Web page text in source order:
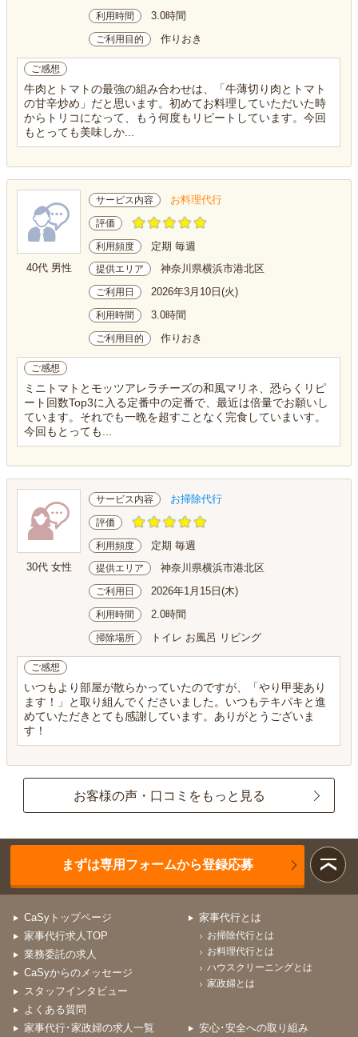
利用時間 3.0時間
ご利用目的 作りおき
ご感想
牛肉とトマトの最強の組み合わせは、「牛薄切り肉とトマト
の甘辛炒め」だと思います。初めてお料理していただいた時
からトリコになって、もう何度もリピートしています。今回
もとっても美味しか...
40代 男性
サービス内容 お料理代行
評価
利用頻度 定期 毎週
提供エリア 神奈川県横浜市港北区
ご利用日 2026年3月10日(火)
利用時間 3.0時間
ご利用目的 作りおき
ご感想
ミニトマトとモッツアレラチーズの和風マリネ、恐らくリピ
ート回数Top3に入る定番中の定番で、最近は倍量でお願いし
ています。それでも一晩を超すことなく完食していまいす。
今回もとっても...
30代 女性
サービス内容 お掃除代行
評価
利用頻度 定期 毎週
提供エリア 神奈川県横浜市港北区
ご利用日 2026年1月15日(木)
利用時間 2.0時間
掃除場所 トイレ お風呂 リビング
ご感想
いつもより部屋が散らかっていたのですが、「やり甲斐あり
ます！」と取り組んでくださいました。いつもテキパキと進
めていただきとても感謝しています。ありがとうございま
す！
お客様の声・口コミをもっと見る
まずは専用フォームから登録応募
CaSyトップページ
家事代行求人TOP
業務委託の求人
CaSyからのメッセージ
スタッフインタビュー
よくある質問
家事代行とは
お掃除代行とは
お料理代行とは
ハウスクリーニングとは
家政婦とは
家事代行･家政婦の求人一覧 安心･安全への取り組み